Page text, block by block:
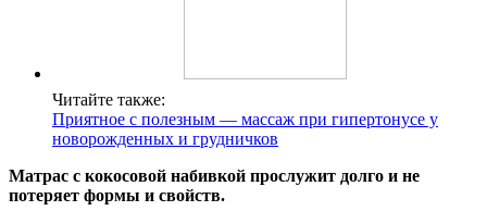
Читайте также:
Приятное с полезным — массаж при гипертонусе у
новорожденных и грудничков
Матрас с кокосовой набивкой прослужит долго и не
потеряет формы и свойств.